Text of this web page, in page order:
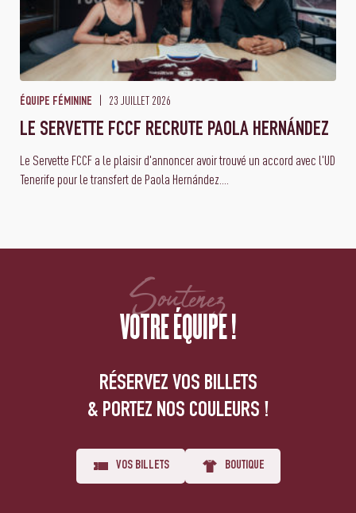
ÉQUIPE FÉMININE 23 JUILLET 2026
LE SERVETTE FCCF RECRUTE PAOLA HERNÁNDEZ
Le Servette FCCF a le plaisir d'annoncer avoir trouvé un accord avec l'UD
Tenerife pour le transfert de Paola Hernández....
Soutenez
VOTRE ÉQUIPE !
RÉSERVEZ VOS BILLETS
& PORTEZ NOS COULEURS !
VOS BILLETS BOUTIQUE